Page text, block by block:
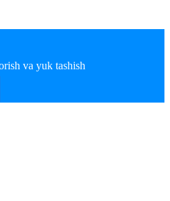
va yuk tashish